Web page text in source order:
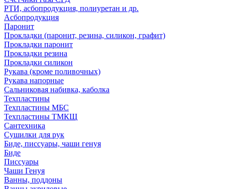
РТИ, асбопродукция, полиуретан и др.
Асбопродукция
Паронит
Прокладки (паронит, резина, силикон, графит)
Прокладки паронит
Прокладки резина
Прокладки силикон
Рукава (кроме поливочных)
Рукава напорные
Сальниковая набивка, каболка
Техпластины
Техпластины МБС
Техпластины ТМКЩ
Сантехника
Сушилки для рук
Биде, писсуары, чаши генуя
Биде
Писсуары
Чаши Генуя
Ванны, поддоны